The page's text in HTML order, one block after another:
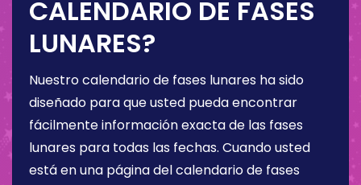
CALENDARIO DE FASES
LUNARES?
Nuestro calendario de fases lunares ha sido
diseñado para que usted pueda encontrar
fácilmente información exacta de las fases
lunares para todas las fechas. Cuando usted
está en una página del calendario de fases